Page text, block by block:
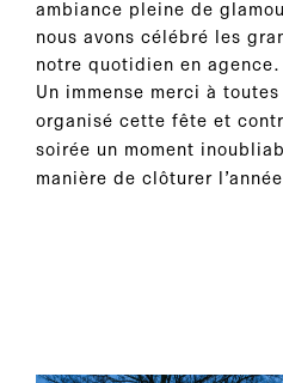
ambiance pleine de
nous avons célébré les
notre quotidien en agence.
Un immense merci à
organisé cette fête et
soirée un moment
manière de clôturer